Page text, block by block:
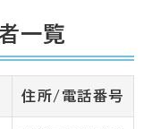
一覧
住所/電話番号